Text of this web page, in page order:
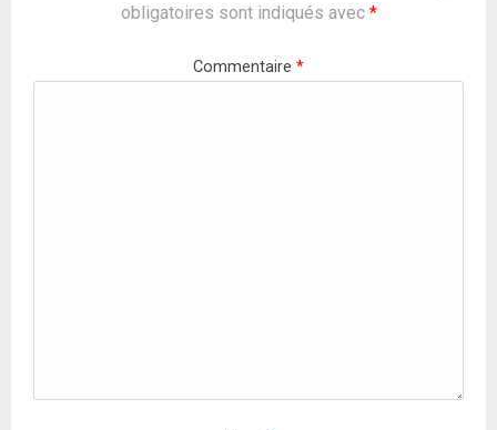
obligatoires sont indiqués avec *
Commentaire *